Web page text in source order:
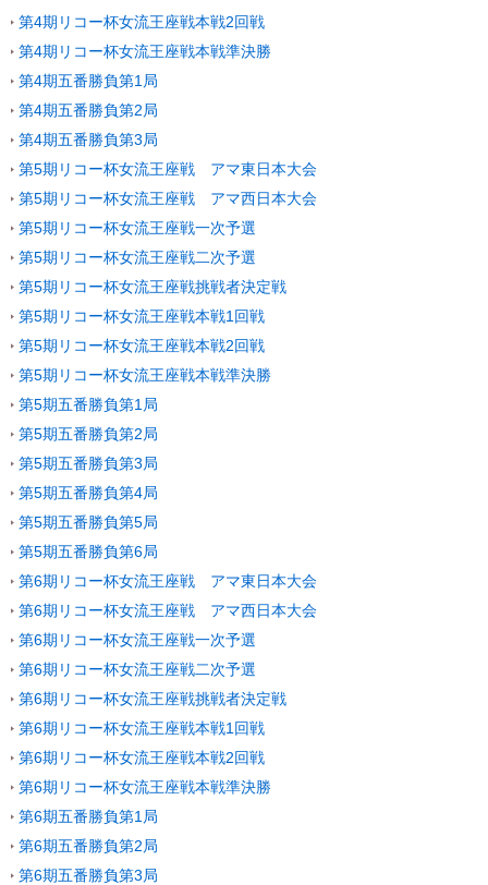
第4期リコー杯女流王座戦本戦2回戦
第4期リコー杯女流王座戦本戦準決勝
第4期五番勝負第1局
第4期五番勝負第2局
第4期五番勝負第3局
第5期リコー杯女流王座戦 アマ東日本大会
第5期リコー杯女流王座戦 アマ西日本大会
第5期リコー杯女流王座戦一次予選
第5期リコー杯女流王座戦二次予選
第5期リコー杯女流王座戦挑戦者決定戦
第5期リコー杯女流王座戦本戦1回戦
第5期リコー杯女流王座戦本戦2回戦
第5期リコー杯女流王座戦本戦準決勝
第5期五番勝負第1局
第5期五番勝負第2局
第5期五番勝負第3局
第5期五番勝負第4局
第5期五番勝負第5局
第5期五番勝負第6局
第6期リコー杯女流王座戦 アマ東日本大会
第6期リコー杯女流王座戦 アマ西日本大会
第6期リコー杯女流王座戦一次予選
第6期リコー杯女流王座戦二次予選
第6期リコー杯女流王座戦挑戦者決定戦
第6期リコー杯女流王座戦本戦1回戦
第6期リコー杯女流王座戦本戦2回戦
第6期リコー杯女流王座戦本戦準決勝
第6期五番勝負第1局
第6期五番勝負第2局
第6期五番勝負第3局